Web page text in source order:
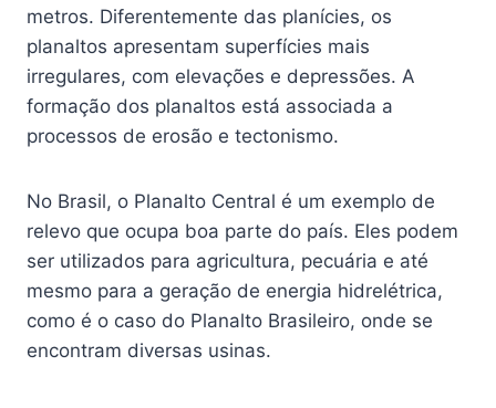
metros. Diferentemente das planícies, os
planaltos apresentam superfícies mais
irregulares, com elevações e depressões. A
formação dos planaltos está associada a
processos de erosão e tectonismo.
No Brasil, o Planalto Central é um exemplo de
relevo que ocupa boa parte do país. Eles podem
ser utilizados para agricultura, pecuária e até
mesmo para a geração de energia hidrelétrica,
como é o caso do Planalto Brasileiro, onde se
encontram diversas usinas.